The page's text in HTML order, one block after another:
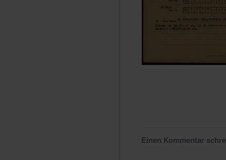
Einen Kommentar